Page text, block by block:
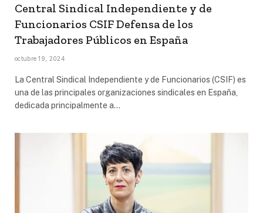
Central Sindical Independiente y de
Funcionarios CSIF Defensa de los
Trabajadores Públicos en España
octubre 19, 2024
La Central Sindical Independiente y de Funcionarios (CSIF) es
una de las principales organizaciones sindicales en España,
dedicada principalmente a…